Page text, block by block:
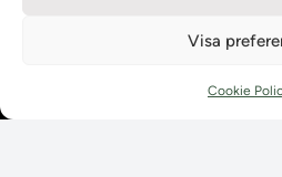
Visa
Cookie
Kontaktuppgifter för studenters